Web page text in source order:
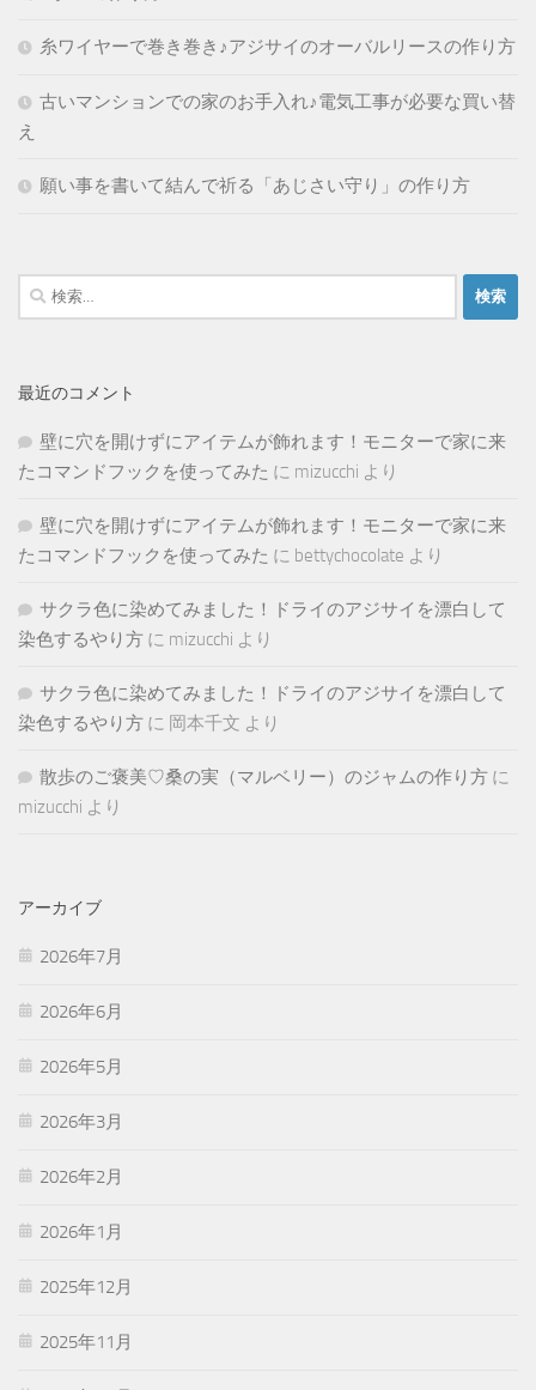
糸ワイヤーで巻き巻き♪アジサイのオーバルリースの作り方
古いマンションでの家のお手入れ♪電気工事が必要な買い替
え
願い事を書いて結んで祈る「あじさい守り」の作り方
検
索:
最近のコメント
壁に穴を開けずにアイテムが飾れます！モニターで家に来
たコマンドフックを使ってみた に mizucchi より
壁に穴を開けずにアイテムが飾れます！モニターで家に来
たコマンドフックを使ってみた に bettychocolate より
サクラ色に染めてみました！ドライのアジサイを漂白して
染色するやり方 に mizucchi より
サクラ色に染めてみました！ドライのアジサイを漂白して
染色するやり方 に 岡本千文 より
散歩のご褒美♡桑の実（マルベリー）のジャムの作り方 に
mizucchi より
アーカイブ
2026年7月
2026年6月
2026年5月
2026年3月
2026年2月
2026年1月
2025年12月
2025年11月